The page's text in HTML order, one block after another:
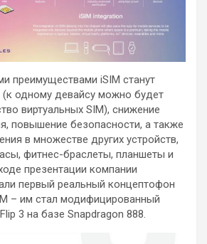
преимуществами iSIM станут
(к одному девайсу можно будет
виртуальных SIM), снижение
повышение безопасности, а также
в множестве других устройств,
фитнес-браслеты, планшеты и
презентации компании
первый реальный концептофон
– им стал модифицированный
3 на базе Snapdragon 888.